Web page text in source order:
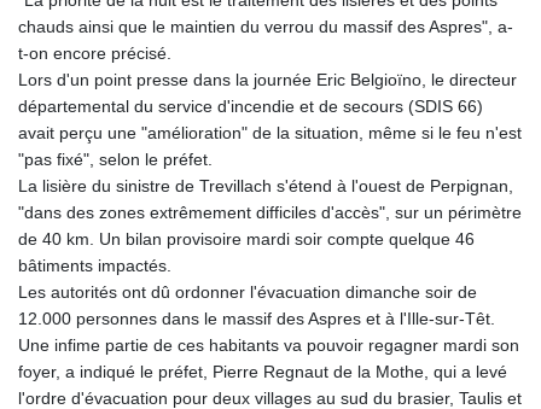
HRK 7.535359
HUF 363.218435
IDR 20574.407074
ILS 3.467228
INR 110.044414
IQD 1509.543707
IRR
ISK 142.614473
JEP 0.857003
JMD 183.004683
JOD 0.819461
JPY 182.465669
chauds ainsi que le maintien du verrou du massif des Aspres", a-
t-on encore précisé.
Lors d'un point presse dans la journée Eric Belgioïno, le directeur
départemental du service d'incendie et de secours (SDIS 66)
avait perçu une "amélioration" de la situation, même si le feu n'est
"pas fixé", selon le préfet.
La lisière du sinistre de Trevillach s'étend à l'ouest de Perpignan,
"dans des zones extrêmement difficiles d'accès", sur un périmètre
de 40 km. Un bilan provisoire mardi soir compte quelque 46
bâtiments impactés.
Les autorités ont dû ordonner l'évacuation dimanche soir de
12.000 personnes dans le massif des Aspres et à l'Ille-sur-Têt.
Une infime partie de ces habitants va pouvoir regagner mardi son
foyer, a indiqué le préfet, Pierre Regnaut de la Mothe, qui a levé
l'ordre d'évacuation pour deux villages au sud du brasier, Taulis et